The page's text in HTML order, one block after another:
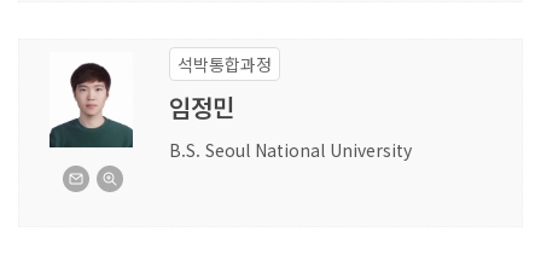
석박통합과정
임정민
B.S. Seoul National University